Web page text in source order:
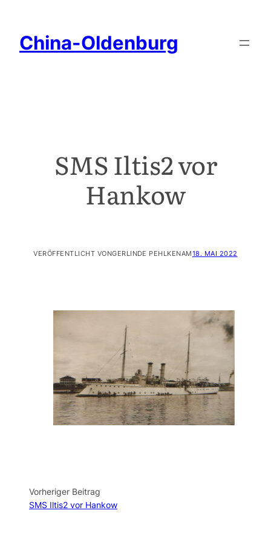
China-Oldenburg
SMS Iltis2 vor
Hankow
VERÖFFENTLICHT VONGERLINDE PEHLKENAM18. MAI 2022
Vorheriger Beitrag
SMS Iltis2 vor Hankow